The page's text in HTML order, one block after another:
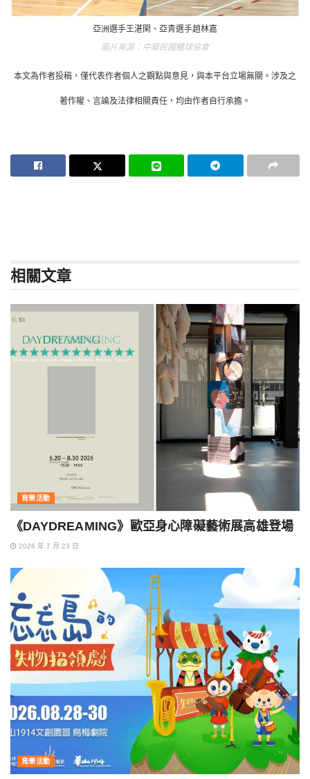
亞洲選手王湛閑、亞青選手趙林嘉
中華民國毽球協會
本文為作者投稿，僅代表作者個人之觀點與意見，與本平台立場無關。涉及之
著作權、言論及法律相關責任，均由作者自行承擔。
相關文章
育樂活動
《DAYDREAMING》歐亞身心障礙藝術展高雄登場
2026 年 7 月 23 日
育樂活動